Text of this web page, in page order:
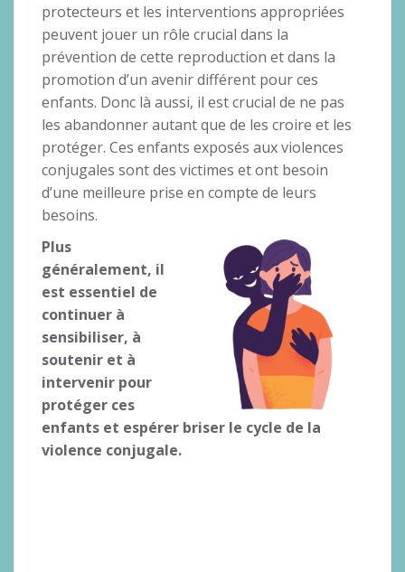
protecteurs et les interventions appropriées
peuvent jouer un rôle crucial dans la
prévention de cette reproduction et dans la
promotion d’un avenir différent pour ces
enfants. Donc là aussi, il est crucial de ne pas
les abandonner autant que de les croire et les
protéger. Ces enfants exposés aux violences
conjugales sont des victimes et ont besoin
d’une meilleure prise en compte de leurs
besoins.
Plus
généralement, il
est essentiel de
continuer à
sensibiliser, à
soutenir et à
intervenir pour
protéger ces
enfants et espérer briser le cycle de la
violence conjugale.